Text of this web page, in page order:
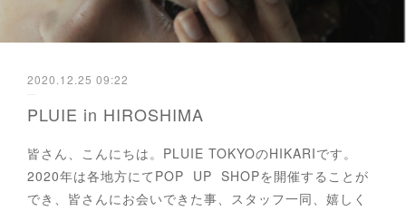
2020.12.25 09:22
PLUIE in HIROSHIMA
皆さん、こんにちは。PLUIE TOKYOのHIKARIです。
2020年は各地方にてPOP UP SHOPを開催することが
でき、皆さんにお会いできた事、スタッフ一同、嬉しく